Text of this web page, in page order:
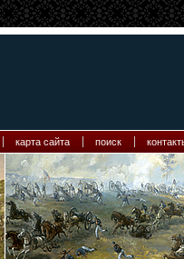
карта сайта поиск